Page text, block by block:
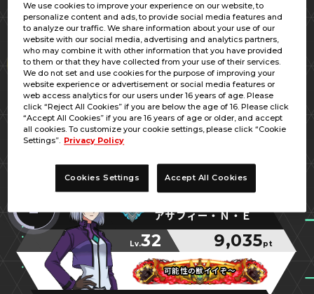
1
大阪府
＝Ｍαｙδ。
Lv.69 12,033pt
あなたに力を！
あなたに力を！
あなたに力を！
2
和歌山県
アサフィー・Ｎ・Ｅ
Lv.32 9,035pt
可能性の獣イイぞ～
可能性の獣イイぞ～
可能性の獣イイぞ～
We use cookies to improve your experience on our website, to
personalize content and ads, to provide social media features and
to analyze our traffic. We share information about your use of our
website with our social media, advertising and analytics partners,
who may combine it with other information that you have provided
to them or that they have collected from your use of their services.
We do not set and use cookies for the purpose of improving your
website experience or advertisement or social media features or
web access analytics for our users under 16 years of age. Please
click “Reject All Cookies” if you are below the age of 16. Please click
“Accept All Cookies” if you are 16 years of age or older, and accept
all cookies. To customize your cookie settings, please click “Cookie
Settings”. Privacy Policy
Cookies Settings Accept All Cookies